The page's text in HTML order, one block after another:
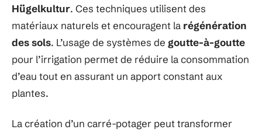
Hügelkultur. Ces techniques utilisent des
matériaux naturels et encouragent la régénération
des sols. L’usage de systèmes de goutte-à-goutte
pour l’irrigation permet de réduire la consommation
d’eau tout en assurant un apport constant aux
plantes.
La création d’un carré-potager peut transformer